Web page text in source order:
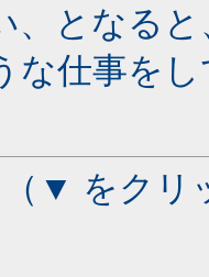
、となると
な仕事を
（▼ をクリ